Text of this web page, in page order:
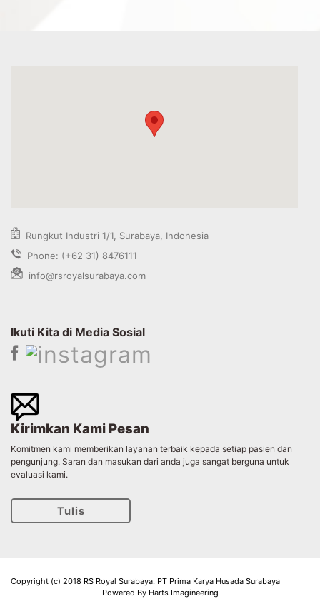
Rungkut Industri 1/1, Surabaya, Indonesia
Phone: (+62 31) 8476111
info@rsroyalsurabaya.com
Ikuti Kita di Media Sosial
Kirimkan Kami Pesan
Komitmen kami memberikan layanan terbaik kepada setiap pasien dan
pengunjung. Saran dan masukan dari anda juga sangat berguna untuk
evaluasi kami.
Tulis
Copyright (c) 2018 RS Royal Surabaya. PT Prima Karya Husada Surabaya
Powered By Harts Imagineering